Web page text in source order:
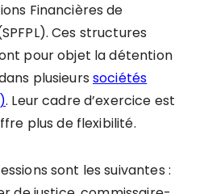
Financières de
Ces structures
pour objet la détention
plusieurssociétés
. Leur cadre d’exercice est
plus de flexibilité.
sont les suivantes :